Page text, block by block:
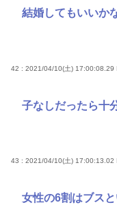
結婚してもいいか
42 : 2021/04/10(土) 17:00:08.29
子なしだったら十
43 : 2021/04/10(土) 17:00:13.02
女性の6割はブス